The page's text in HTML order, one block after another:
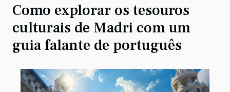
Como explorar os tesouros
culturais de Madri com um
guia falante de português